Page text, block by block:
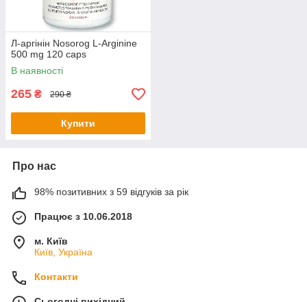
Л-аргінін Nosorog L-Arginine
500 mg 120 caps
В наявності
265 ₴ 290 ₴
Купити
Про нас
98% позитивних з 59 відгуків за рік
Працює з 10.06.2018
м. Київ
Київ, Україна
Контакти